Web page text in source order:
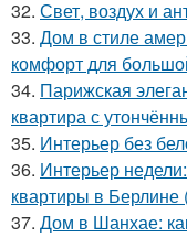
32. Свет, воздух и
33. Дом в стиле
комфорт для
34. Парижская
квартира с
35. Интерьер без
36. Интерьер
квартиры в Берлине
37. Дом в Шанхае: